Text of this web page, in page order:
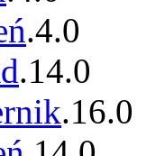
.4.0
.14.0
.16.0